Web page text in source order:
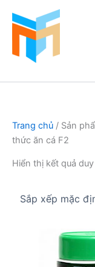
Trang chủ / Sản
thức ăn cá F2
Hiển thị kết quả